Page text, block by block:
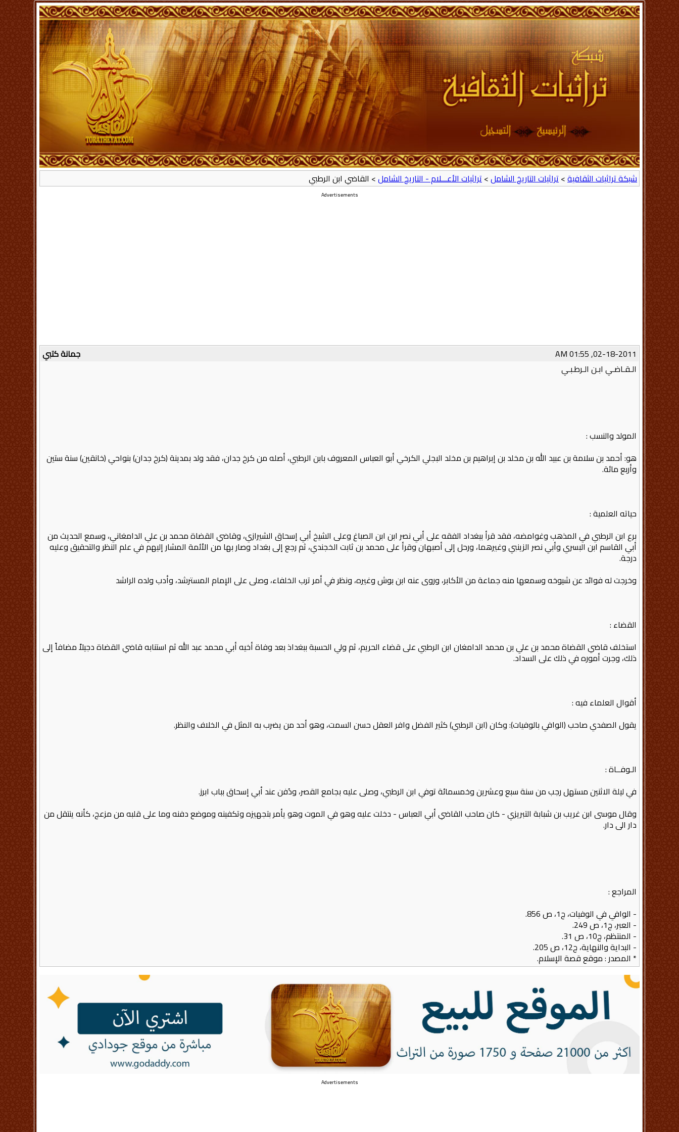
شبكة تراثيات الثقافية>تراثيات التاريخ الشامل>تراثيات الأعـــلام - التاريخ الشامل> القاضي ابن الرطبي
Advertisements
جمانة كتبي
02-18-2011, 01:55 AM
الـقـاضـي ابـن الـرطـبـي
المولد والنسب :
هو: أحمد بن سلامة بن عبيد الله بن مخلد بن إبراهيم بن مخلد البجلي الكرخي أبو العباس المعروف بابن الرطبي، أصله من كرخ جدان، فقد ولد بمدينة (كرخ جدان) بنواحي (خانقين) سنة ستين
وأربع مائة.
حياته العلمية :
برع ابن الرطبي في المذهب وغوامضه، فقد قرأ ببغداد الفقه على أبي نصر ابن ابن الصباغ وعلى الشيخ أبي إسحاق الشيرازي، وقاضي القضاة محمد بن علي الدامغاني، وسمع الحديث من
أبي القاسم ابن البسري وأبي نصر الزينبي وغيرهما، ورحل إلى أصبهان وقرأ على محمد بن ثابت الخجندي، ثم رجع إلى بغداد وصار بها من الأئمة المشار إليهم في علم النظر والتحقيق وعليه
درجة.
وخرجت له فوائد عن شيوخه وسمعها منه جماعة من الأكابر، وروى عنه ابن بوش وغيره، ونظر في أمر ترب الخلفاء، وصلى على الإمام المسترشد، وأدب ولده الراشد
القضاء :
استخلف قاضي القضاة محمد بن علي بن محمد الدامغان ابن الرطبي على قضاء الحريم، ثم ولي الحسبة ببغداذ بعد وفاة أخيه أبي محمد عبد الله ثم استنابه قاضي القضاة دجيلاً مضافاً إلى
ذلك، وجرت أموره في ذلك على السداد.
أقوال العلماء فيه :
يقول الصفدي صاحب (الوافي بالوفيات): وكان (ابن الرطبي) كثير الفضل وافر العقل حسن السمت، وهو أحد من يضرب به المثل في الخلاف والنظر.
الـوفــاة :
في ليلة الاثنين مستهل رجب من سنة سبع وعشرين وخمسمائة توفي ابن الرطبي، وصلى عليه بجامع القصر، ودُفن عند أبي إسحاق بباب ابرز.
وقال موسى ابن غريب بن شبابة التبريزي - كان صاحب القاضي أبي العباس - دخلت عليه وهو في الموت وهو يأمر بتجهيزه وتكفينه وموضع دفنه وما على قلبه من مزعج، كأنه ينتقل من
دار الى دار.
المراجع :
- الوافي في الوفيات، ج1، ص 856.
- العبر، ج1، ص 249.
- المنتظم، ج10، ص 31.
- البداية والنهاية، ج12، ص 205.
* المصدر : موقع قصة الإسلام.
Advertisements